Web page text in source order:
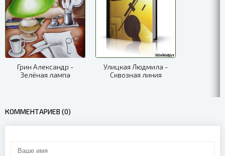
Грин Александр -
Зелёная лампа
Улицкая Людмила -
Сквозная линия
КОММЕНТАРИЕВ (0)